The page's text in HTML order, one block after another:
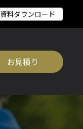
資料ダウンロード
お見積り